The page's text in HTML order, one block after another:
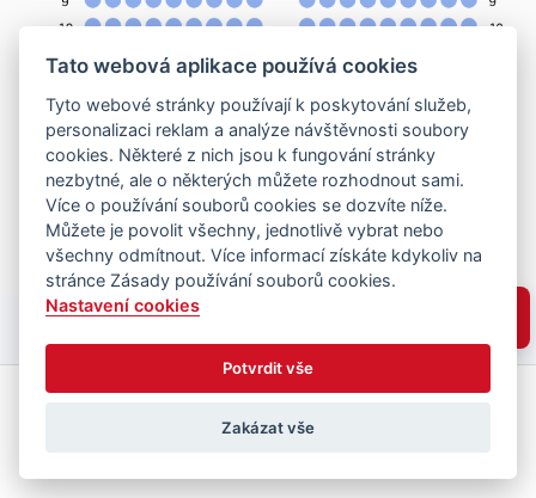
Vyberte místa
Tato webová aplikace používá cookies
Tyto webové stránky používají k poskytování služeb,
personalizaci reklam a analýze návštěvnosti soubory
cookies. Některé z nich jsou k fungování stránky
nezbytné, ale o některých můžete rozhodnout sami.
Více o používání souborů cookies se dozvíte níže.
Můžete je povolit všechny, jednotlivě vybrat nebo
všechny odmítnout. Více informací získáte kdykoliv na
stránce Zásady používání souborů cookies.
Nastavení cookies
Potvrdit vše
Zakázat vše